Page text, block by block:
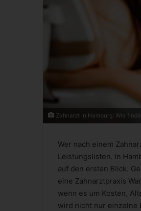
Zahnarzt in Hamburg: Wie
Wer nach einem
Leistungslisten. In
auf den ersten Blick.
eine Zahnarztpraxis
wenn es um Kosten,
wird nicht nur einzelne